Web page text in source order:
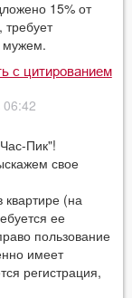
15% от
требует
мужем.
с цитированием
Пик"!
свое
(на
ее
пользование
имеет
регистрация,